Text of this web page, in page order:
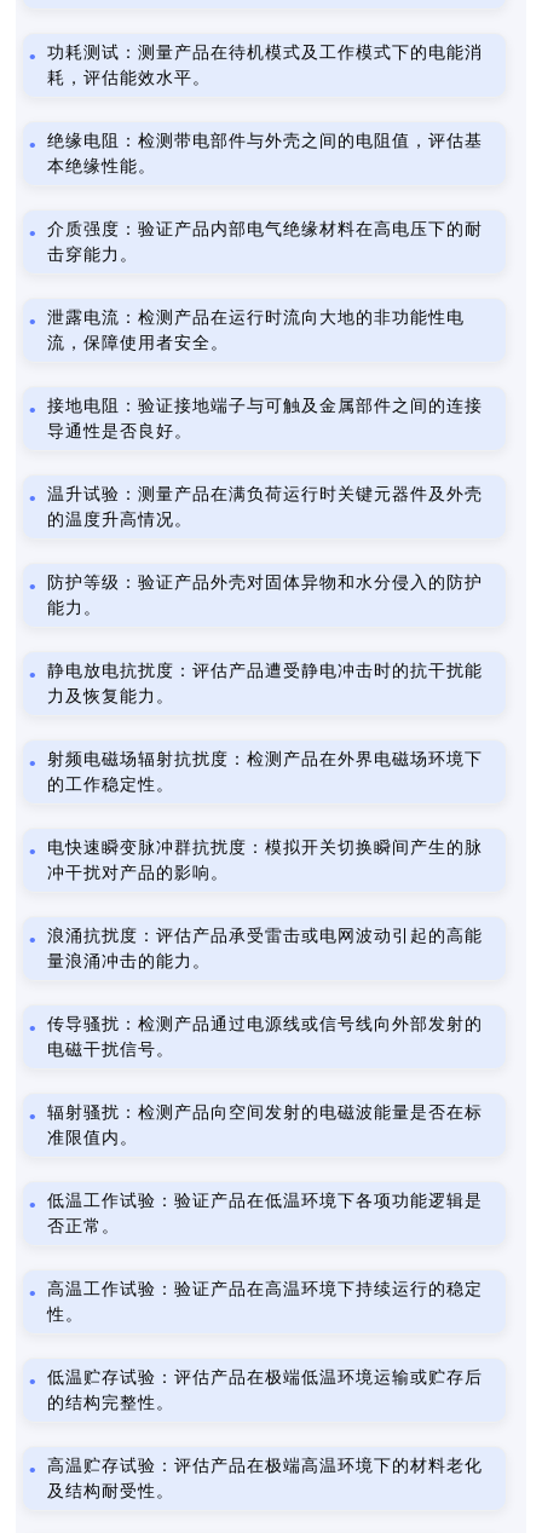
功耗测试：测量产品在待机模式及工作模式下的电能消
耗，评估能效水平。
绝缘电阻：检测带电部件与外壳之间的电阻值，评估基
本绝缘性能。
介质强度：验证产品内部电气绝缘材料在高电压下的耐
击穿能力。
泄露电流：检测产品在运行时流向大地的非功能性电
流，保障使用者安全。
接地电阻：验证接地端子与可触及金属部件之间的连接
导通性是否良好。
温升试验：测量产品在满负荷运行时关键元器件及外壳
的温度升高情况。
防护等级：验证产品外壳对固体异物和水分侵入的防护
能力。
静电放电抗扰度：评估产品遭受静电冲击时的抗干扰能
力及恢复能力。
射频电磁场辐射抗扰度：检测产品在外界电磁场环境下
的工作稳定性。
电快速瞬变脉冲群抗扰度：模拟开关切换瞬间产生的脉
冲干扰对产品的影响。
浪涌抗扰度：评估产品承受雷击或电网波动引起的高能
量浪涌冲击的能力。
传导骚扰：检测产品通过电源线或信号线向外部发射的
电磁干扰信号。
辐射骚扰：检测产品向空间发射的电磁波能量是否在标
准限值内。
低温工作试验：验证产品在低温环境下各项功能逻辑是
否正常。
高温工作试验：验证产品在高温环境下持续运行的稳定
性。
低温贮存试验：评估产品在极端低温环境运输或贮存后
的结构完整性。
高温贮存试验：评估产品在极端高温环境下的材料老化
及结构耐受性。